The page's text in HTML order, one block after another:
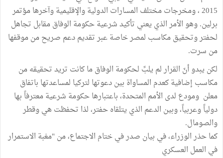
2015 ، ومخرجات مختلف المسارات الدولية والإقليمية وآخرها مؤتمر
برلين. وهو الأمر الذي يعني تأكيد شرعية حكومة الوفاق مقابل تجاهل
لحفتر وتحقيق مكاسب لمصر خاصة عبر تقديم دعم صريح من موقفها
من سرت.
لكن يبدو أنّ القرار لم يلبِّ لحكومة الوفاق ما كانت تريد تحقيقه من
مكاسب إضافية كعدم المساواة بين دعوتها لتركيا لمساعدتها باتفاق
معلن ومودع لدى الأمم المتحدة، باعتبارها حكومة شرعية معترفاً بها
دولياً وعربياً، وبين الدعم الذي يتلقاه حفتر، لذا تحفظت هي وقطر
والصومال.
كما حذر الوزراء، في بيان صدر في ختام الاجتماع، من "مغبة الاستمرار
في العمل العسكري